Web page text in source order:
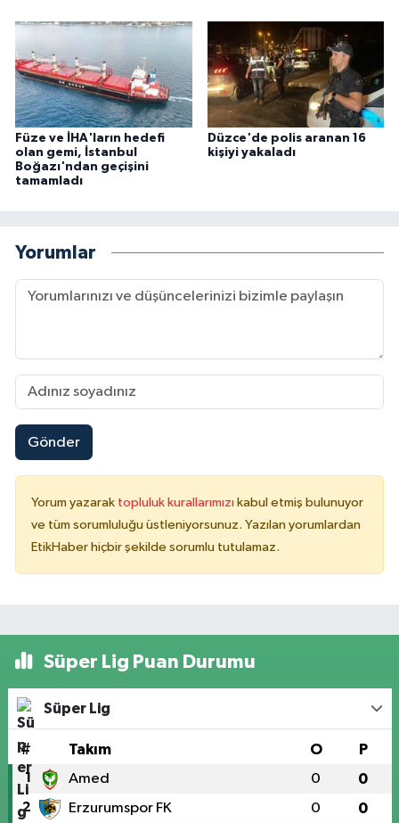
Füze ve İHA'ların hedefi
olan gemi, İstanbul
Boğazı'ndan geçişini
tamamladı
Düzce'de polis aranan 16
kişiyi yakaladı
Yorumlar
Gönder
Yorum yazarak topluluk kurallarımızı kabul etmiş bulunuyor
ve tüm sorumluluğu üstleniyorsunuz. Yazılan yorumlardan
EtikHaber hiçbir şekilde sorumlu tutulamaz.
Süper Lig Puan Durumu
Süper Lig
# Takım O P
1 Amed 0 0
2 Erzurumspor FK 0 0